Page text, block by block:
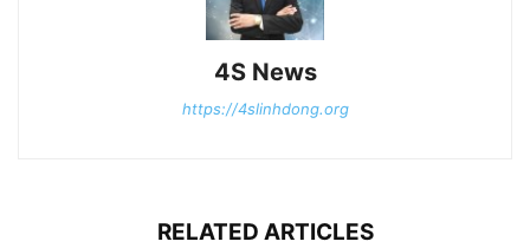
4S News
https://4slinhdong.org
RELATED ARTICLES